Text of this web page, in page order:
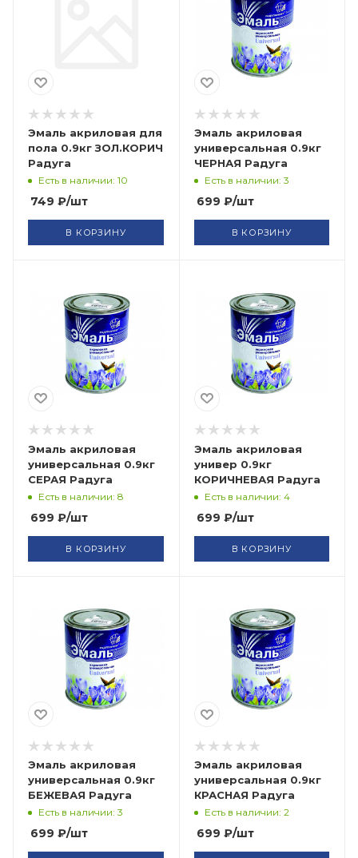
Эмаль акриловая для
пола 0.9кг ЗОЛ.КОРИЧ
Радуга
Есть в наличии: 10
749 ₽/шт
В КОРЗИНУ
Эмаль акриловая
универсальная 0.9кг
ЧЕРНАЯ Радуга
Есть в наличии: 3
699 ₽/шт
В КОРЗИНУ
Эмаль акриловая
универсальная 0.9кг
СЕРАЯ Радуга
Есть в наличии: 8
699 ₽/шт
В КОРЗИНУ
Эмаль акриловая
универ 0.9кг
КОРИЧНЕВАЯ Радуга
Есть в наличии: 4
699 ₽/шт
В КОРЗИНУ
Эмаль акриловая
универсальная 0.9кг
БЕЖЕВАЯ Радуга
Есть в наличии: 3
699 ₽/шт
Эмаль акриловая
универсальная 0.9кг
КРАСНАЯ Радуга
Есть в наличии: 2
699 ₽/шт